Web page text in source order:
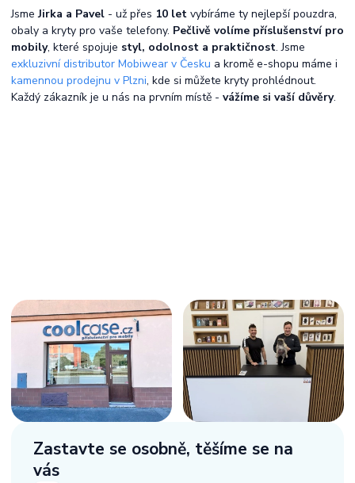
JsmeJirka a Pavel - už přes 10 let vybíráme ty nejlepší pouzdra,
obaly a kryty pro vaše telefony. Pečlivě volíme příslušenství pro
mobily, které spojuje styl, odolnost a praktičnost. Jsme
exkluzivní distributor Mobiwear v Česku a kromě e-shopu máme i
kamennou prodejnu v Plzni, kde si můžete kryty prohlédnout.
Každý zákazník je u nás na prvním místě - vážíme si vaší důvěry.
Zastavte se osobně, těšíme se na
vás